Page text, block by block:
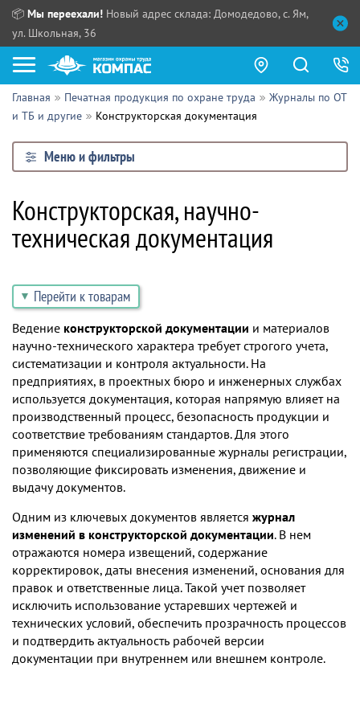
📦 Мы переехали! Новый адрес склада: Домодедово, с. Ям,
ул. Школьная, 36
Как купить?
Прайс-листы
Сотрудничество
Партнерам
Поставщикам
Обзоры
Контакты
ПТ:
Выдача продукции:
Главная Печатная продукция по охране труда
Журналы по ОТ
и ТБ и другие
Конструкторская документация
Меню и фильтры
Конструкторская, научно-
техническая документация
Перейти к товарам
Ведение конструкторской документации и материалов
научно-технического характера требует строгого учета,
систематизации и контроля актуальности. На
предприятиях, в проектных бюро и инженерных службах
используется документация, которая напрямую влияет на
производственный процесс, безопасность продукции и
соответствие требованиям стандартов. Для этого
применяются специализированные журналы регистрации,
позволяющие фиксировать изменения, движение и
выдачу документов.
Одним из ключевых документов является журнал
изменений в конструкторской документации. В нем
отражаются номера извещений, содержание
корректировок, даты внесения изменений, основания для
правок и ответственные лица. Такой учет позволяет
исключить использование устаревших чертежей и
технических условий, обеспечить прозрачность процессов
и подтвердить актуальность рабочей версии
документации при внутреннем или внешнем контроле.